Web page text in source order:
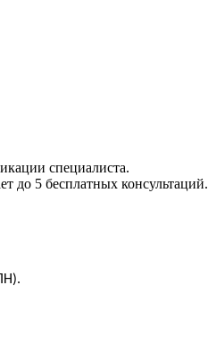
специалиста.
до 5 бесплатных консультаций.